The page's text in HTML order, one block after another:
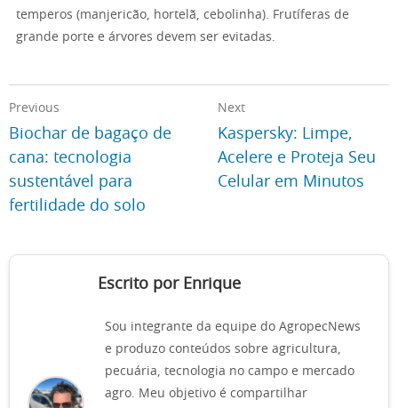
temperos (manjericão, hortelã, cebolinha). Frutíferas de
grande porte e árvores devem ser evitadas.
Previous
Biochar de bagaço de
cana: tecnologia
sustentável para
fertilidade do solo
Next
Kaspersky: Limpe,
Acelere e Proteja Seu
Celular em Minutos
Escrito por Enrique
Sou integrante da equipe do AgropecNews
e produzo conteúdos sobre agricultura,
pecuária, tecnologia no campo e mercado
agro. Meu objetivo é compartilhar